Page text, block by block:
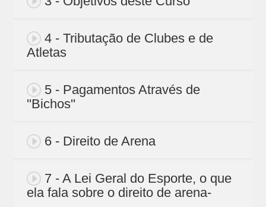
4 - Tributação de Clubes e de
Atletas
5 - Pagamentos Através de
''Bichos''
6 - Direito de Arena
7 - A Lei Geral do Esporte, o que
ela fala sobre o direito de arena-